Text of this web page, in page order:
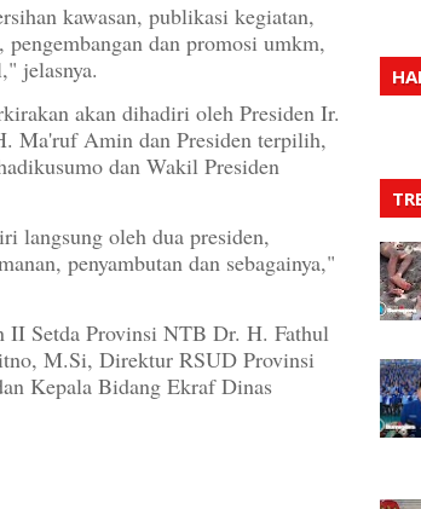
kawasan, publikasi kegiatan,
dan promosi umkm,
jelasnya.
akan dihadiri oleh Presiden Ir.
Ma'ruf Amin dan Presiden terpilih,
dan Wakil Presiden
langsung oleh dua presiden,
penyambutan dan sebagainya,"
Setda Provinsi NTB Dr. H. Fathul
M.Si, Direktur RSUD Provinsi
Kepala Bidang Ekraf Dinas